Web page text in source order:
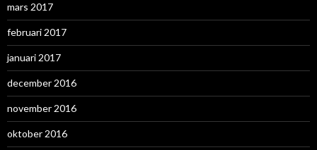
mars 2017
februari 2017
januari 2017
december 2016
november 2016
oktober 2016